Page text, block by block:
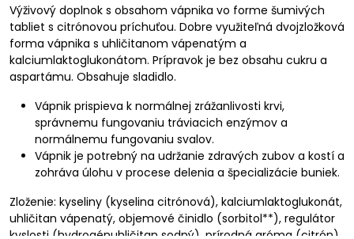
Výživový doplnok s obsahom vápnika vo forme šumivých
tabliet s citrónovou príchuťou. Dobre využiteľná dvojzložková
forma vápnika s uhličitanom vápenatým a
kalciumlaktoglukonátom. Prípravok je bez obsahu cukru a
aspartámu. Obsahuje sladidlo.
Vápnik prispieva k normálnej zrážanlivosti krvi,
správnemu fungovaniu tráviacich enzýmov a
normálnemu fungovaniu svalov.
Vápnik je potrebný na udržanie zdravých zubov a kostí a
zohráva úlohu v procese delenia a špecializácie buniek.
Zloženie: kyseliny (kyselina citrónová), kalciumlaktoglukonát,
uhličitan vápenatý, objemové činidlo (sorbitol**), regulátor
kyslosti (hydrogénuhličitan sodný), prírodná aróma (citrón),